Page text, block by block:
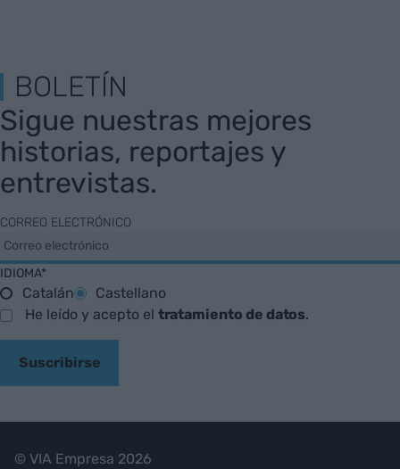
BOLETÍN
Sigue nuestras mejores
historias, reportajes y
entrevistas.
CORREO ELECTRÓNICO
IDIOMA*
Catalán
Castellano
He leído y acepto el tratamiento de datos.
Suscribirse
© VIA Empresa 2026